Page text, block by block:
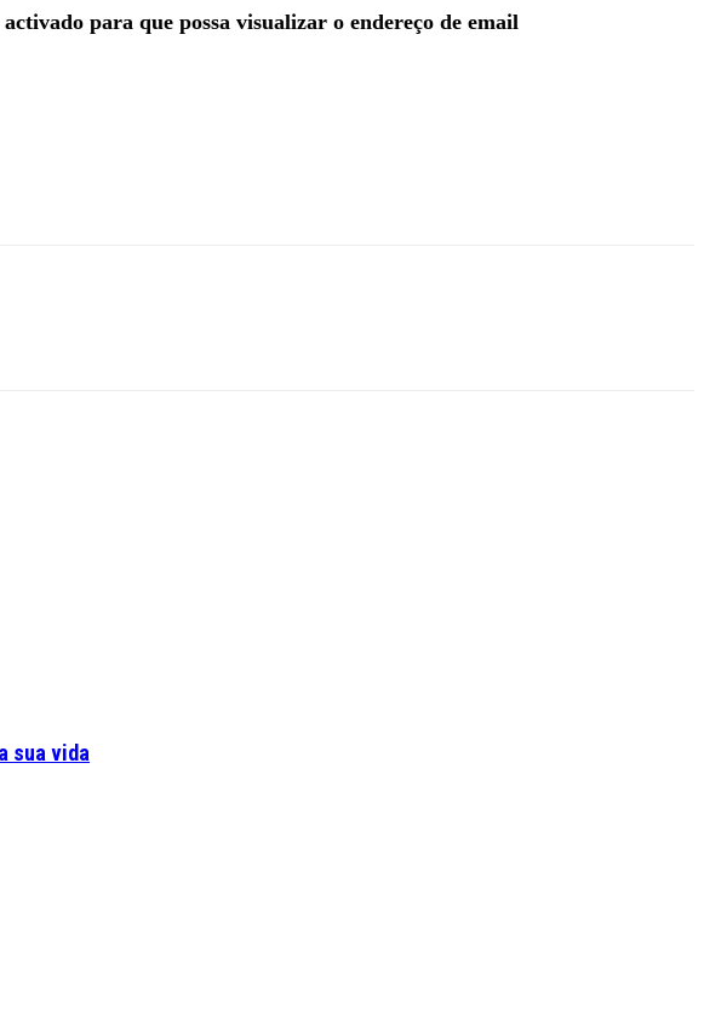
para que possa visualizar o endereço de email
sua vida